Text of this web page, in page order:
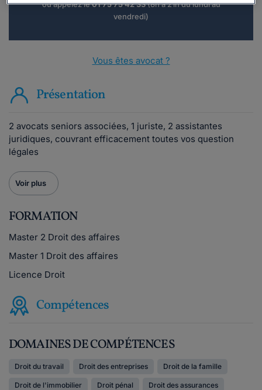
ou appelez le01 75 75 42 33(8h à 21h du lundi au
vendredi)
Vous êtes avocat ?
Présentation
2 avocats seniors associées, 1 juriste, 2 assistantes
juridiques, couvrant efficacement toutes vos question
légales
Voir plus
FORMATION
Master 2 Droit des affaires
Master 1 Droit des affaires
Licence Droit
Compétences
DOMAINES DE COMPÉTENCES
Droit du travail Droit des entreprises Droit de la famille
Droit de l'immobilier Droit pénal Droit des assurances